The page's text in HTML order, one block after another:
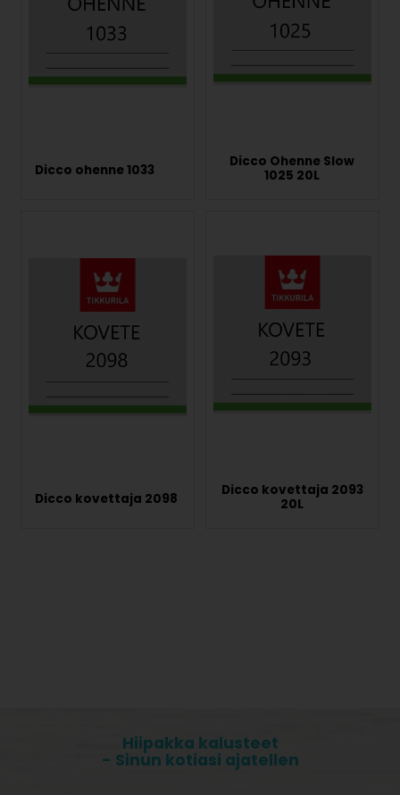
Dicco ohenne 1033
Dicco Ohenne Slow
1025 20L
Dicco kovettaja 2098
Dicco kovettaja 2093
20L
Hiipakka kalusteet
- Sinun kotiasi ajatellen